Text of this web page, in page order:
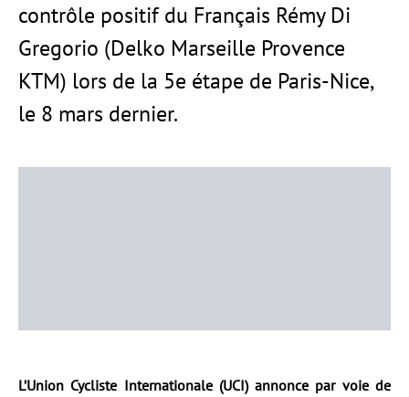
contrôle positif du Français Rémy Di
Gregorio (Delko Marseille Provence
KTM) lors de la 5e étape de Paris-Nice,
le 8 mars dernier.
L’Union Cycliste Internationale (UCI) annonce par voie de